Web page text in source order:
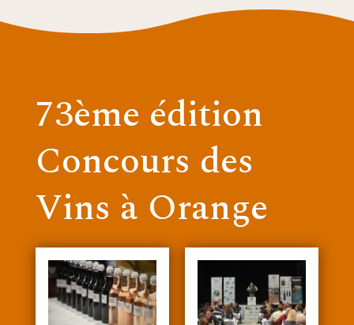
73ème édition
Concours des
Vins à Orange